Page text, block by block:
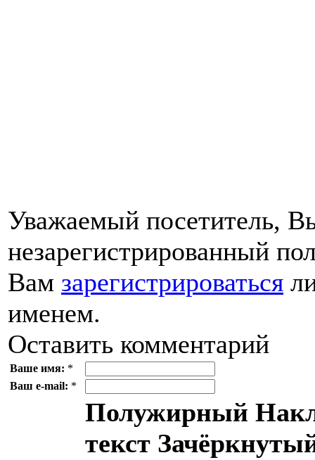
Уважаемый посетитель,
незарегистрированный
Вам зарегистрироваться
именем.
Оставить комментарий
Ваше имя: *
Ваш e-mail: *
Полужирный
текст